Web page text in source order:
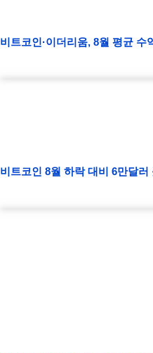
비트코인·이더리움, 8월 평균 수
비트코인 8월 하락 대비 6만달러